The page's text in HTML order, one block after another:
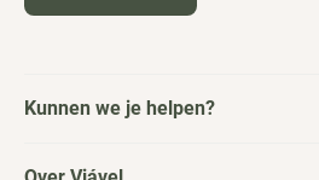
Kunnen we je helpen?